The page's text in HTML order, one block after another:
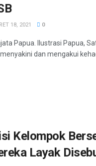
18, 2021 0
Papua. Ilustrasi Papua,
dan mengakui
Kelompok
Layak